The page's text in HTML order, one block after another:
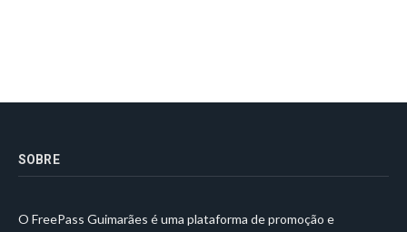
SOBRE
O FreePass Guimarães é uma plataforma de promoção e